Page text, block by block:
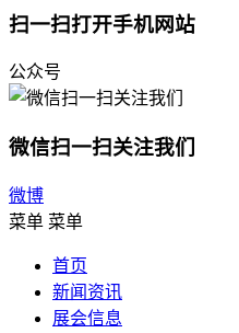
扫一扫打开手机网站
公众号
微信扫一扫关注我们
微博
菜单 菜单
首页
新闻资讯
展会信息